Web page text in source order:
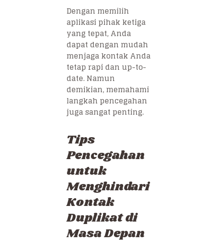
Dengan memilih
aplikasi pihak ketiga
yang tepat, Anda
dapat dengan mudah
menjaga kontak Anda
tetap rapi dan up-to-
date. Namun
demikian, memahami
langkah pencegahan
juga sangat penting.
Tips
Pencegahan
untuk
Menghindari
Kontak
Duplikat di
Masa Depan